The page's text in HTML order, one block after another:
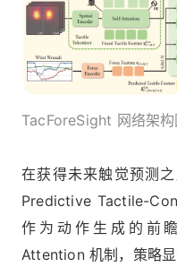
TacForeSight 网络架构
在获得未来触觉预测
Predictive Tactile-
作为动作生成的前
Attention 机制，策略